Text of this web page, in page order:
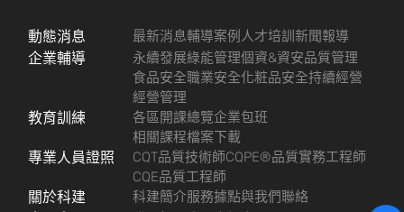
動態消息 最新消息輔導案例 人才培訓新聞報導
企業輔導 永續發展綠能管理個資&資安品質管理
食品安全職業安全化粧品安全持續經營
經營管理
教育訓練 各區開課總覽企業包班
相關課程檔案下載
專業人員證照 CQT品質技術師CQPE®品質實務工程師
CQE品質工程師
關於科建 科建簡介服務據點與我們聯絡